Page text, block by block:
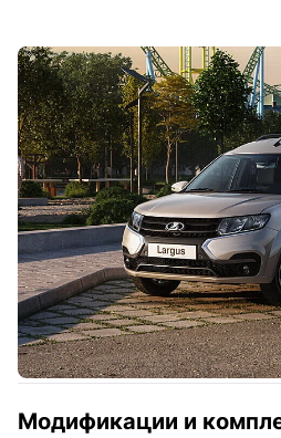
Модификации и